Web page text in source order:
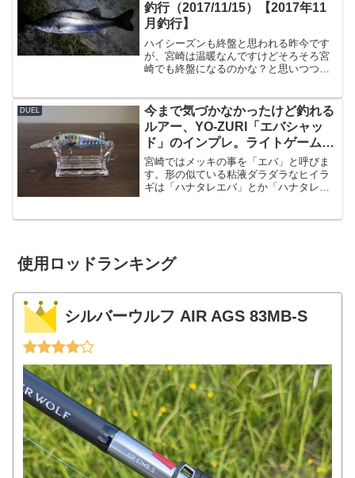
釣行（2017/11/15）【2017年11
月釣行】
ハイシーズンも終盤と思われる昨今です
が、宮崎は温暖なんですけどそろそろ宮
崎でも終盤になるのかな？と思いつつ釣
のか40UPくらいでも非常に元気が良くて
引くのでかなり楽しい...
DUEL
今まで気づかなかったけど釣れる
ルアー、YO-ZURI「エバシャッ
ド」のインプレ。ライトゲーム用
にオススメ。
宮崎ではメッキの事を「エバ」と呼びま
す。形の似ている粘液ダラダラなヒイラ
ギは「ハナタレエバ」とか「ハナタレ」
使用ロッドランキング
シルバーウルフ AIR AGS 83MB-S